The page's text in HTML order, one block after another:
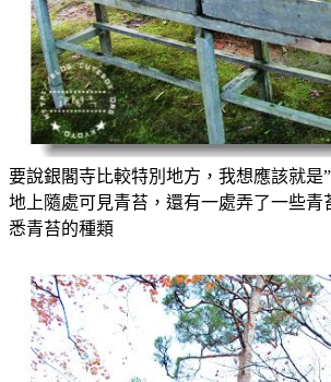
要說銀閣寺比較特別地方，我想應該就是
地上隨處可見青苔，還有一處弄了一些青
悉青苔的種類